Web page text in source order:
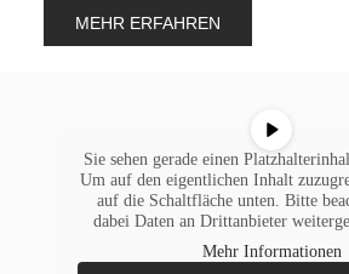
MEHR ERFAHREN
Sie sehen gerade einen
Um auf den eigentlichen Inhalt
auf die Schaltfläche unten. Bitte
dabei Daten an Drittanbieter
Mehr Informationen